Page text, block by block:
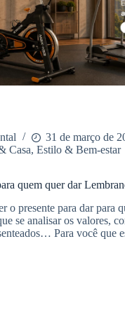
31 de março de
Casa, Estilo & Bem-estar
quem quer dar
o presente para dar para
se analisar os valores,
Para você que